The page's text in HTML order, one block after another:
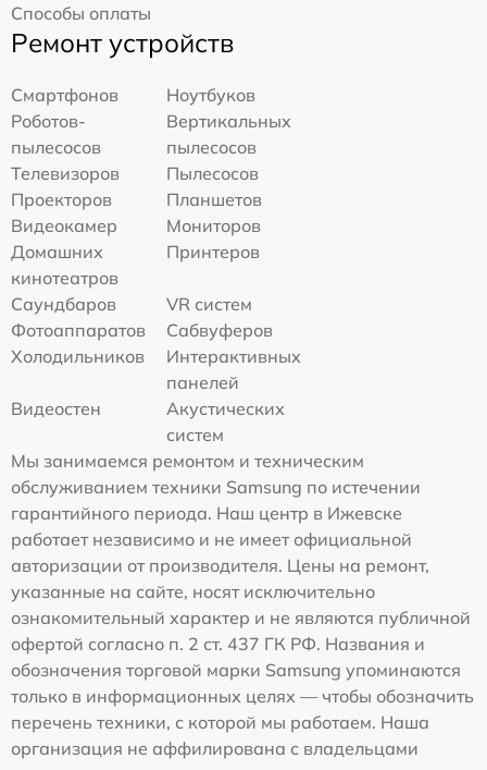
Способы оплаты
Ремонт устройств
Смартфонов
Ноутбуков
Роботов-
пылесосов
Вертикальных
пылесосов
Телевизоров
Пылесосов
Проекторов
Планшетов
Видеокамер
Мониторов
Домашних
кинотеатров
Принтеров
Саундбаров
VR систем
Фотоаппаратов
Сабвуферов
Холодильников
Интерактивных
панелей
Видеостен
Акустических
систем
Мы занимаемся ремонтом и техническим
обслуживанием техники Samsung по истечении
гарантийного периода. Наш центр в Ижевске
работает независимо и не имеет официальной
авторизации от производителя. Цены на ремонт,
указанные на сайте, носят исключительно
ознакомительный характер и не являются публичной
офертой согласно п. 2 ст. 437 ГК РФ. Названия и
обозначения торговой марки Samsung упоминаются
только в информационных целях — чтобы обозначить
перечень техники, с которой мы работаем. Наша
организация не аффилирована с владельцами